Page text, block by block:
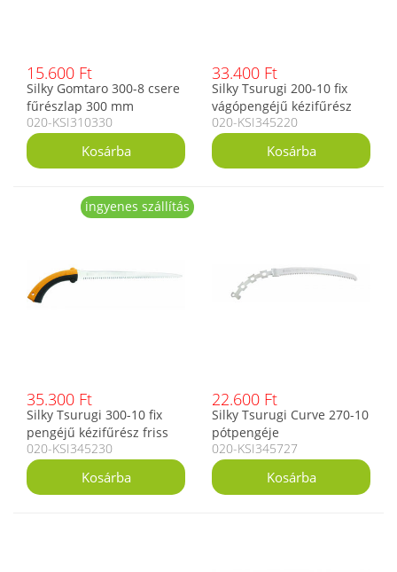
15.600 Ft
Silky Gomtaro 300-8 csere
fűrészlap 300 mm
020-KSI310330
33.400 Ft
Silky Tsurugi 200-10 fix
vágópengéjű kézifűrész
friss fához, 200 mm
020-KSI345220
ingyenes szállítás
35.300 Ft
Silky Tsurugi 300-10 fix
pengéjű kézifűrész friss
fához, 300 mm
020-KSI345230
22.600 Ft
Silky Tsurugi Curve 270-10
pótpengéje
020-KSI345727